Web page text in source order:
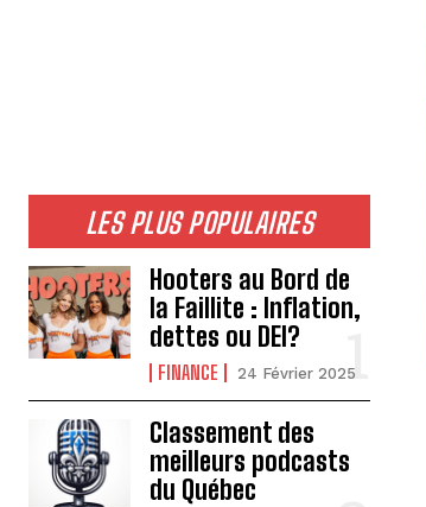
LES PLUS POPULAIRES
Hooters au Bord de
la Faillite : Inflation,
dettes ou DEI?
FINANCE 24 Février 2025
Classement des
meilleurs podcasts
du Québec